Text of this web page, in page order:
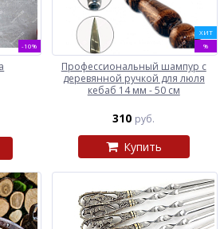
-10%
ХИТ
%
Профессиональный шампур с
деревянной ручкой для люля
кебаб 14 мм - 50 см
310 руб.
Купить